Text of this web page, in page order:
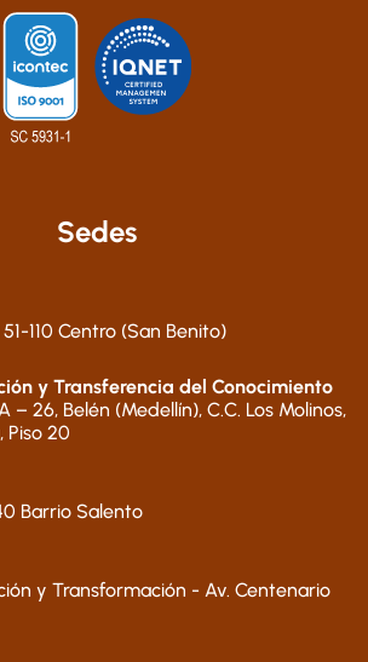
Sedes
110 Centro (San Benito)
y Transferencia del Conocimiento
– 26, Belén (Medellín), C.C. Los Molinos,
Piso 20
Barrio Salento
y Transformación - Av. Centenario